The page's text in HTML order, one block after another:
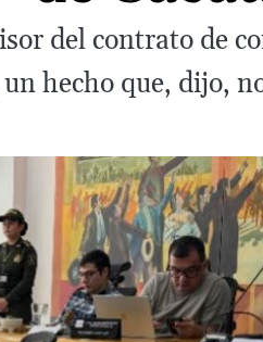
del contrato de
hecho que, dijo,